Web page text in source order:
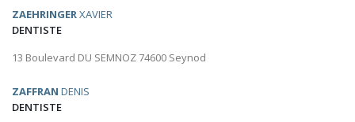
ZAEHRINGERXAVIER
DENTISTE
13 Boulevard DU SEMNOZ 74600 Seynod
ZAFFRAN DENIS
DENTISTE